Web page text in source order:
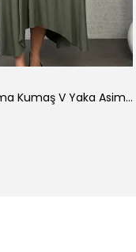
Kadın çan Dokuma Kumaş V Yaka Asimetrik Kesim Elbise